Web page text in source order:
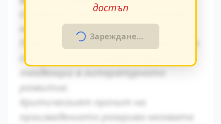
създавайки автентична атмосфера
на епохата.
Паралелите с други произведения от
същия период показват общите
развитие.
Критическият прочит на
произведението разкрива неговата
достъп
Зареждане...